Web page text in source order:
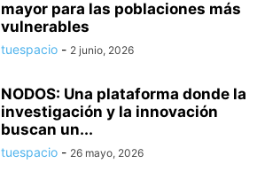
mayor para las poblaciones más
vulnerables
tuespacio - 2 junio, 2026
NODOS: Una plataforma donde la
investigación y la innovación
buscan un...
tuespacio - 26 mayo, 2026